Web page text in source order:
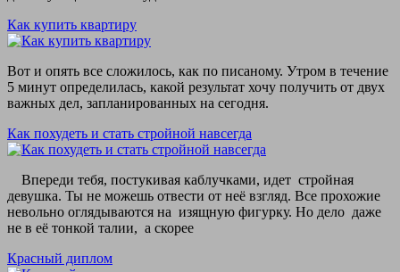
Как купить квартиру
Вот и опять все сложилось, как по писаному. Утром в течение
5 минут определилась, какой результат хочу получить от двух
важных дел, запланированных на сегодня.
Как похудеть и стать стройной навсегда
Впереди тебя, постукивая каблучками, идет стройная
девушка. Ты не можешь отвести от неё взгляд. Все прохожие
невольно оглядываются на изящную фигурку. Но дело даже
не в её тонкой талии, а скорее
Красный диплом